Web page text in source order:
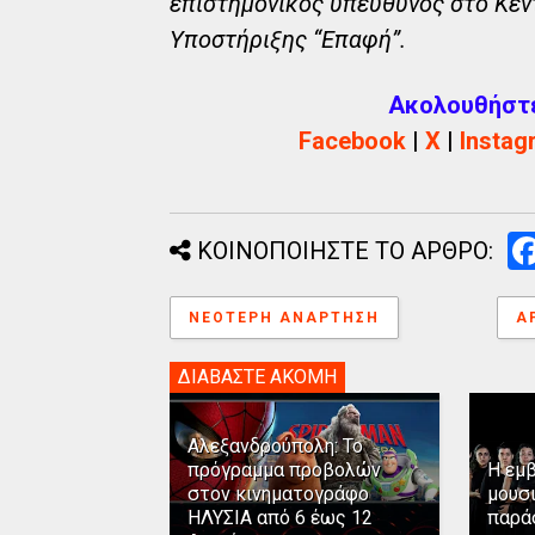
Υποστήριξης “Επαφή”.
Facebook| X|
ΚΟΙΝΟΠΟΙΗΣΤΕ ΤΟ ΑΡΘΡΟ:
ΝΕΌΤΕΡΗ ΑΝΆΡΤΗΣΗ
ΔΙΑΒΑΣΤΕ ΑΚΟΜΗ
Αλεξανδρούπολη: Το
πρόγραμμα προβολών
στον κινηματογράφο
ΗΛΥΣΙΑ από 6 έως 12
Η